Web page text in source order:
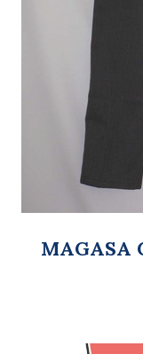
MAGASA